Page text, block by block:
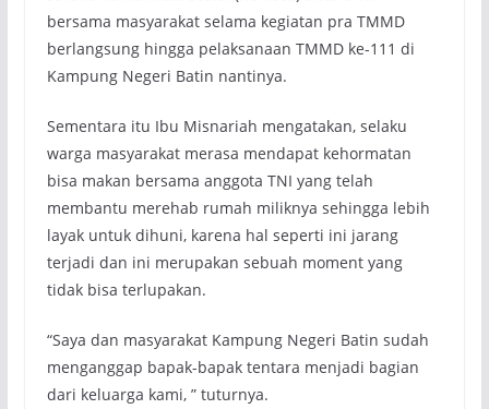
bersama masyarakat selama kegiatan pra TMMD
berlangsung hingga pelaksanaan TMMD ke-111 di
Kampung Negeri Batin nantinya.
Sementara itu Ibu Misnariah mengatakan, selaku
warga masyarakat merasa mendapat kehormatan
bisa makan bersama anggota TNI yang telah
membantu merehab rumah miliknya sehingga lebih
layak untuk dihuni, karena hal seperti ini jarang
terjadi dan ini merupakan sebuah moment yang
tidak bisa terlupakan.
“Saya dan masyarakat Kampung Negeri Batin sudah
menganggap bapak-bapak tentara menjadi bagian
dari keluarga kami, ” tuturnya.